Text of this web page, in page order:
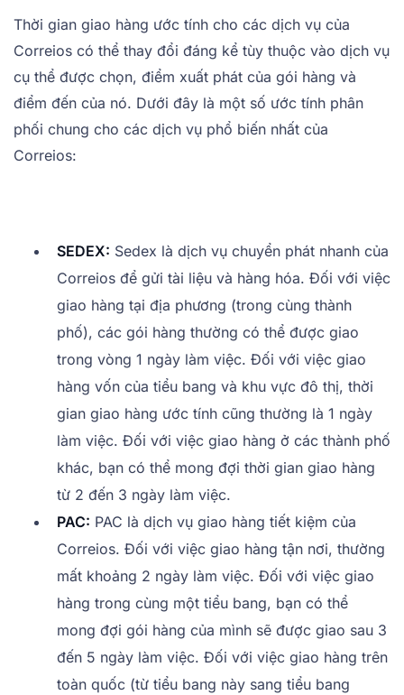
Thời gian giao hàng ước tính cho các dịch vụ của
Correios có thể thay đổi đáng kể tùy thuộc vào dịch vụ
cụ thể được chọn, điểm xuất phát của gói hàng và
điểm đến của nó. Dưới đây là một số ước tính phân
phối chung cho các dịch vụ phổ biến nhất của
Correios:
SEDEX: Sedex là dịch vụ chuyển phát nhanh của
Correios để gửi tài liệu và hàng hóa. Đối với việc
giao hàng tại địa phương (trong cùng thành
phố), các gói hàng thường có thể được giao
trong vòng 1 ngày làm việc. Đối với việc giao
hàng vốn của tiểu bang và khu vực đô thị, thời
gian giao hàng ước tính cũng thường là 1 ngày
làm việc. Đối với việc giao hàng ở các thành phố
khác, bạn có thể mong đợi thời gian giao hàng
từ 2 đến 3 ngày làm việc.
PAC: PAC là dịch vụ giao hàng tiết kiệm của
Correios. Đối với việc giao hàng tận nơi, thường
mất khoảng 2 ngày làm việc. Đối với việc giao
hàng trong cùng một tiểu bang, bạn có thể
mong đợi gói hàng của mình sẽ được giao sau 3
đến 5 ngày làm việc. Đối với việc giao hàng trên
toàn quốc (từ tiểu bang này sang tiểu bang